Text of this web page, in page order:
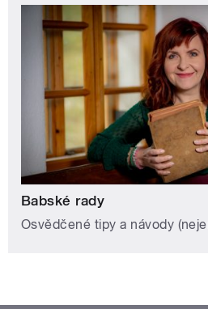
Babské rady
Osvědčené tipy a návody